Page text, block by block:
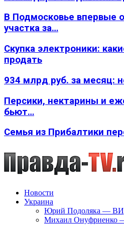
В Подмосковье впервые
участка за…
Скупка электроники:
продать
934 млрд руб. за месяц:
Персики, нектарины и
бьют…
Семья из Прибалтики
Новости
Украина
Юрий Подоляка —
Михаил Онуфриенко